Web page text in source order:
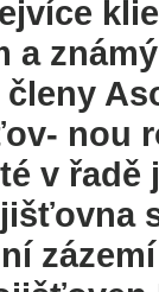
a
nou
v